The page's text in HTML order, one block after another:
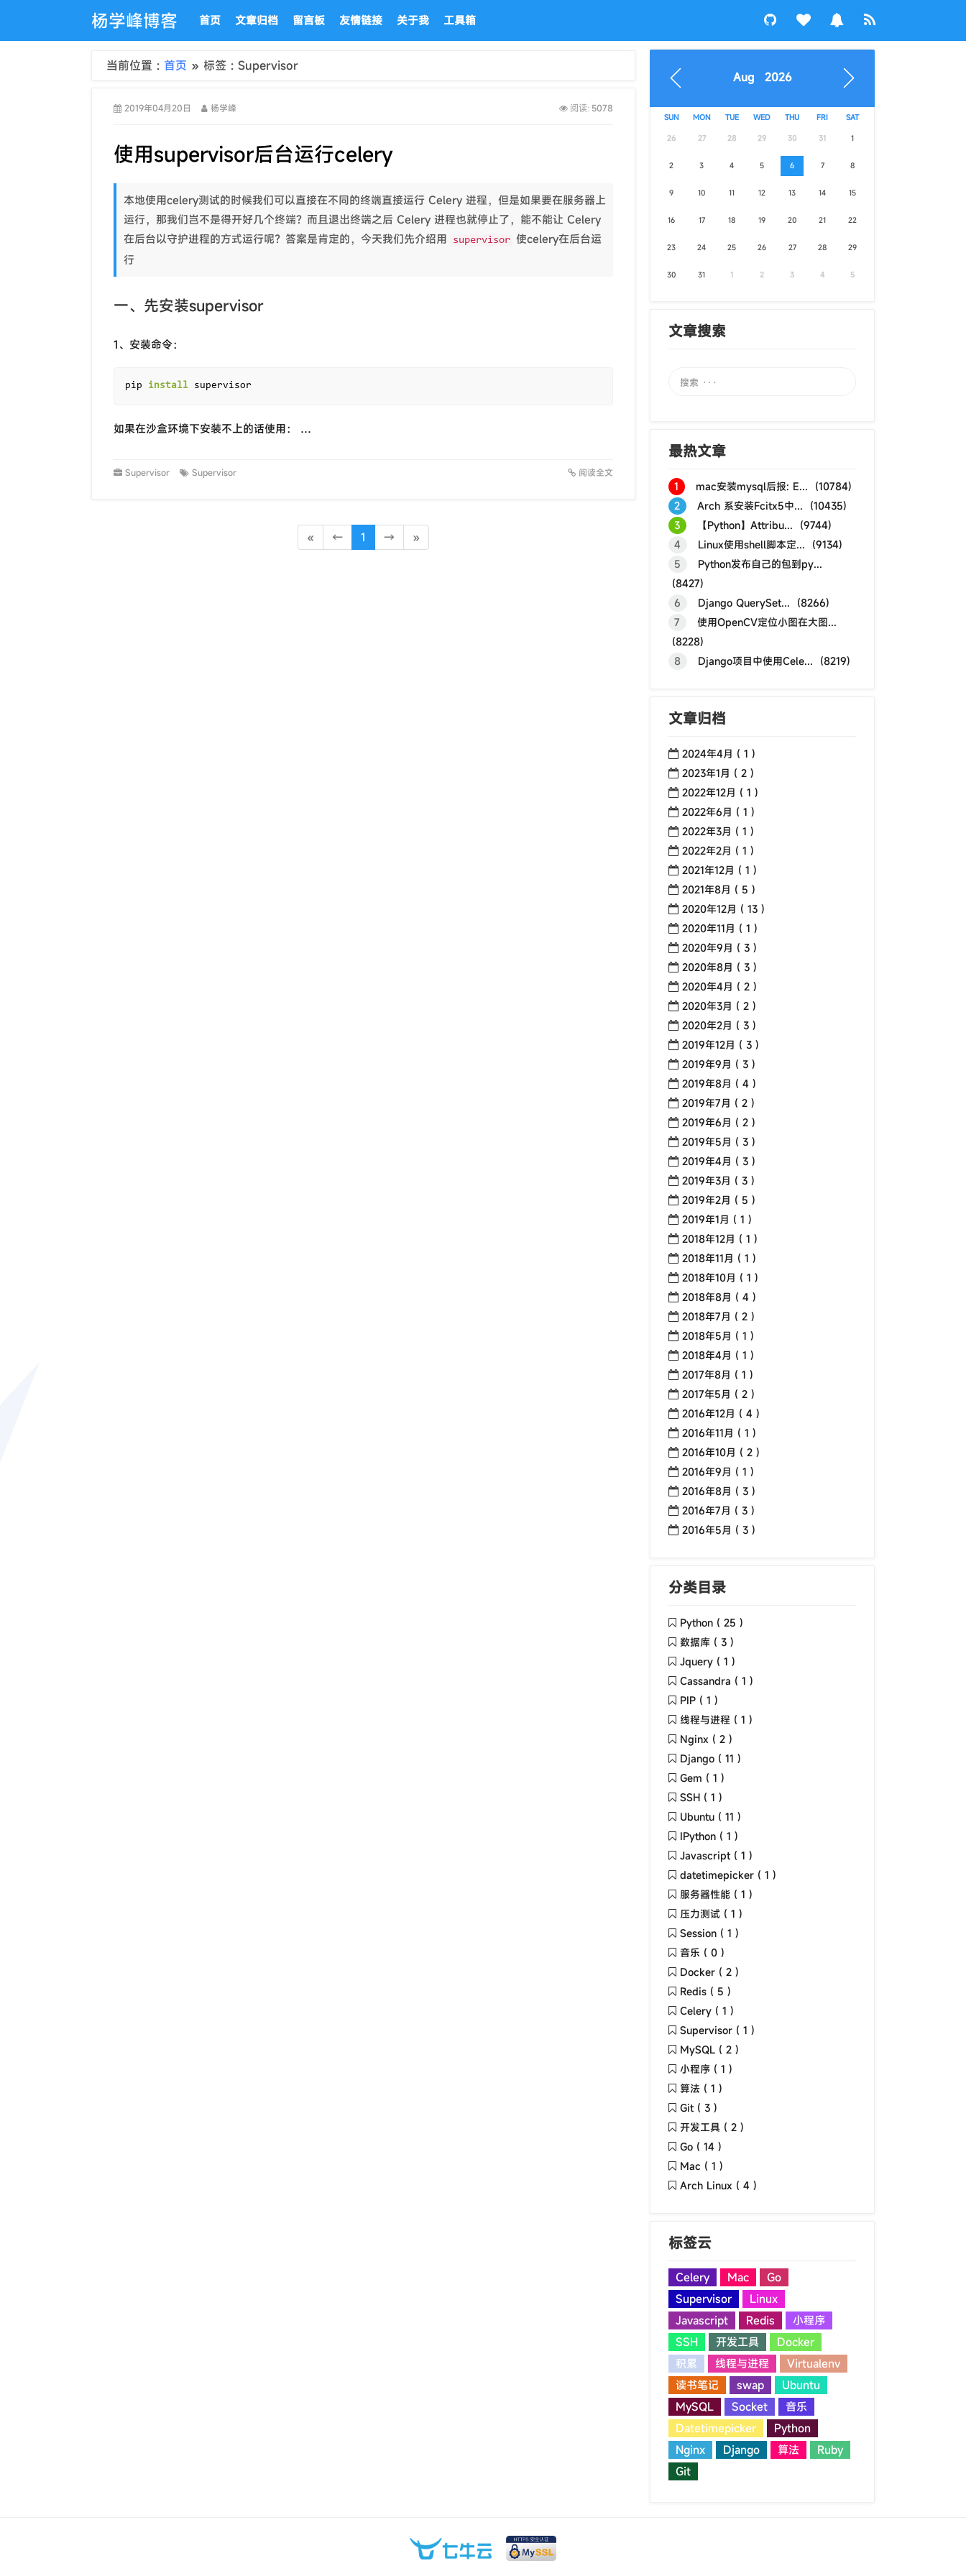
杨学峰博客 首页 文章归档 留言板 友情链接 关于我 工具箱
当前位置 : 首页 » 标签 : Supervisor
2019年04月20日 杨学峰 阅读: 5078
使用supervisor后台运行celery
本地使用celery测试的时候我们可以直接在不同的终端直接运行 Celery 进程，但是如果要在服务器上
运行，那我们岂不是得开好几个终端？而且退出终端之后 Celery 进程也就停止了，能不能让 Celery
在后台以守护进程的方式运行呢？答案是肯定的，今天我们先介绍用
supervisor 使celery在后台运
行
一、先安装supervisor
1、安装命令：
pip install
如果在沙盒环境下安装不上的话使用： …
Supervisor Supervisor 阅读全文
« ← 1 → »
Aug 2026
SUN MON TUE WED THU FRI SAT
26 27 28 29 30 31 1
2 3 4 5 6 7 8
9 10 11 12 13 14 15
16 17 18 19 20 21 22
23 24 25 26 27 28 29
30 31 1 2 3 4 5
文章搜索
最热文章
1
mac安装mysql后报: E... (10784)
2
Arch 系安装Fcitx5中... (10435)
3
【Python】Attribu... (9744)
4
Linux使用shell脚本定... (9134)
5
Python发布自己的包到py...
(8427)
6
Django QuerySet... (8266)
7
使用OpenCV定位小图在大图...
(8228)
8
Django项目中使用Cele... (8219)
文章归档
2024年4月 ( 1 )
2023年1月 ( 2 )
2022年12月 ( 1 )
2022年6月 ( 1 )
2022年3月 ( 1 )
2022年2月 ( 1 )
2021年12月 ( 1 )
2021年8月 ( 5 )
2020年12月 ( 13 )
2020年11月 ( 1 )
2020年9月 ( 3 )
2020年8月 ( 3 )
2020年4月 ( 2 )
2020年3月 ( 2 )
2020年2月 ( 3 )
2019年12月 ( 3 )
2019年9月 ( 3 )
2019年8月 ( 4 )
2019年7月 ( 2 )
2019年6月 ( 2 )
2019年5月 ( 3 )
2019年4月 ( 3 )
2019年3月 ( 3 )
2019年2月 ( 5 )
2019年1月 ( 1 )
2018年12月 ( 1 )
2018年11月 ( 1 )
2018年10月 ( 1 )
2018年8月 ( 4 )
2018年7月 ( 2 )
2018年5月 ( 1 )
2018年4月 ( 1 )
2017年8月 ( 1 )
2017年5月 ( 2 )
2016年12月 ( 4 )
2016年11月 ( 1 )
2016年10月 ( 2 )
2016年9月 ( 1 )
2016年8月 ( 3 )
2016年7月 ( 3 )
2016年5月 ( 3 )
分类目录
Python ( 25 )
数据库 ( 3 )
Jquery ( 1 )
Cassandra ( 1 )
PIP ( 1 )
线程与进程 ( 1 )
Nginx ( 2 )
Django ( 11 )
Gem ( 1 )
SSH ( 1 )
Ubuntu ( 11 )
IPython ( 1 )
Javascript ( 1 )
datetimepicker ( 1 )
服务器性能 ( 1 )
压力测试 ( 1 )
Session ( 1 )
音乐 ( 0 )
Docker ( 2 )
Redis ( 5 )
Celery ( 1 )
Supervisor ( 1 )
MySQL ( 2 )
小程序 ( 1 )
算法 ( 1 )
Git ( 3 )
开发工具 ( 2 )
Go ( 14 )
Mac ( 1 )
Arch Linux ( 4 )
标签云
Celery Mac
Go
Supervisor
Linux
Javascript
Redis
小程序
SSH
开发工具
Docker
积累
线程与进程
Virtualenv
读书笔记
swap
Ubuntu
MySQL
Socket
音乐
Datetimepicker
Python
Nginx
Django 算法
Ruby
Git